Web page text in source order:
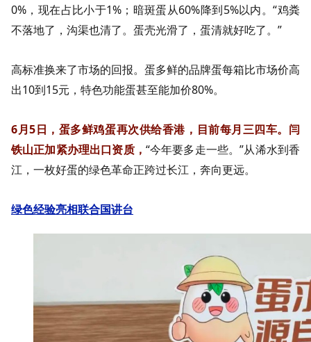
0%，现在占比小于1%；暗斑蛋从60%降到5%以内。“鸡粪
不落地了，沟渠也清了。蛋壳光滑了，蛋清就好吃了。”
高标准换来了市场的回报。蛋多鲜的品牌蛋每箱比市场价高
出10到15元，特色功能蛋甚至能加价80%。
6月5日，蛋多鲜鸡蛋再次供给香港，目前每月三四车。闫
铁山正加紧办理出口资质， “今年要多走一些。”从浠水到香
江，一枚好蛋的绿色革命正跨过长江，奔向更远。
绿色经验亮相联合国讲台